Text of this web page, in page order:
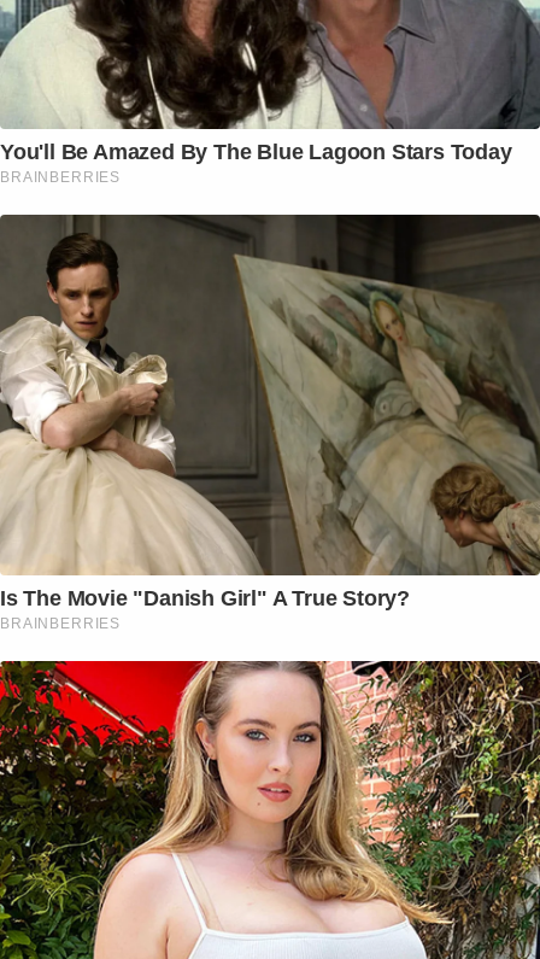
You'll Be Amazed By The Blue Lagoon Stars Today
BRAINBERRIES
Is The Movie "Danish Girl" A True Story?
BRAINBERRIES